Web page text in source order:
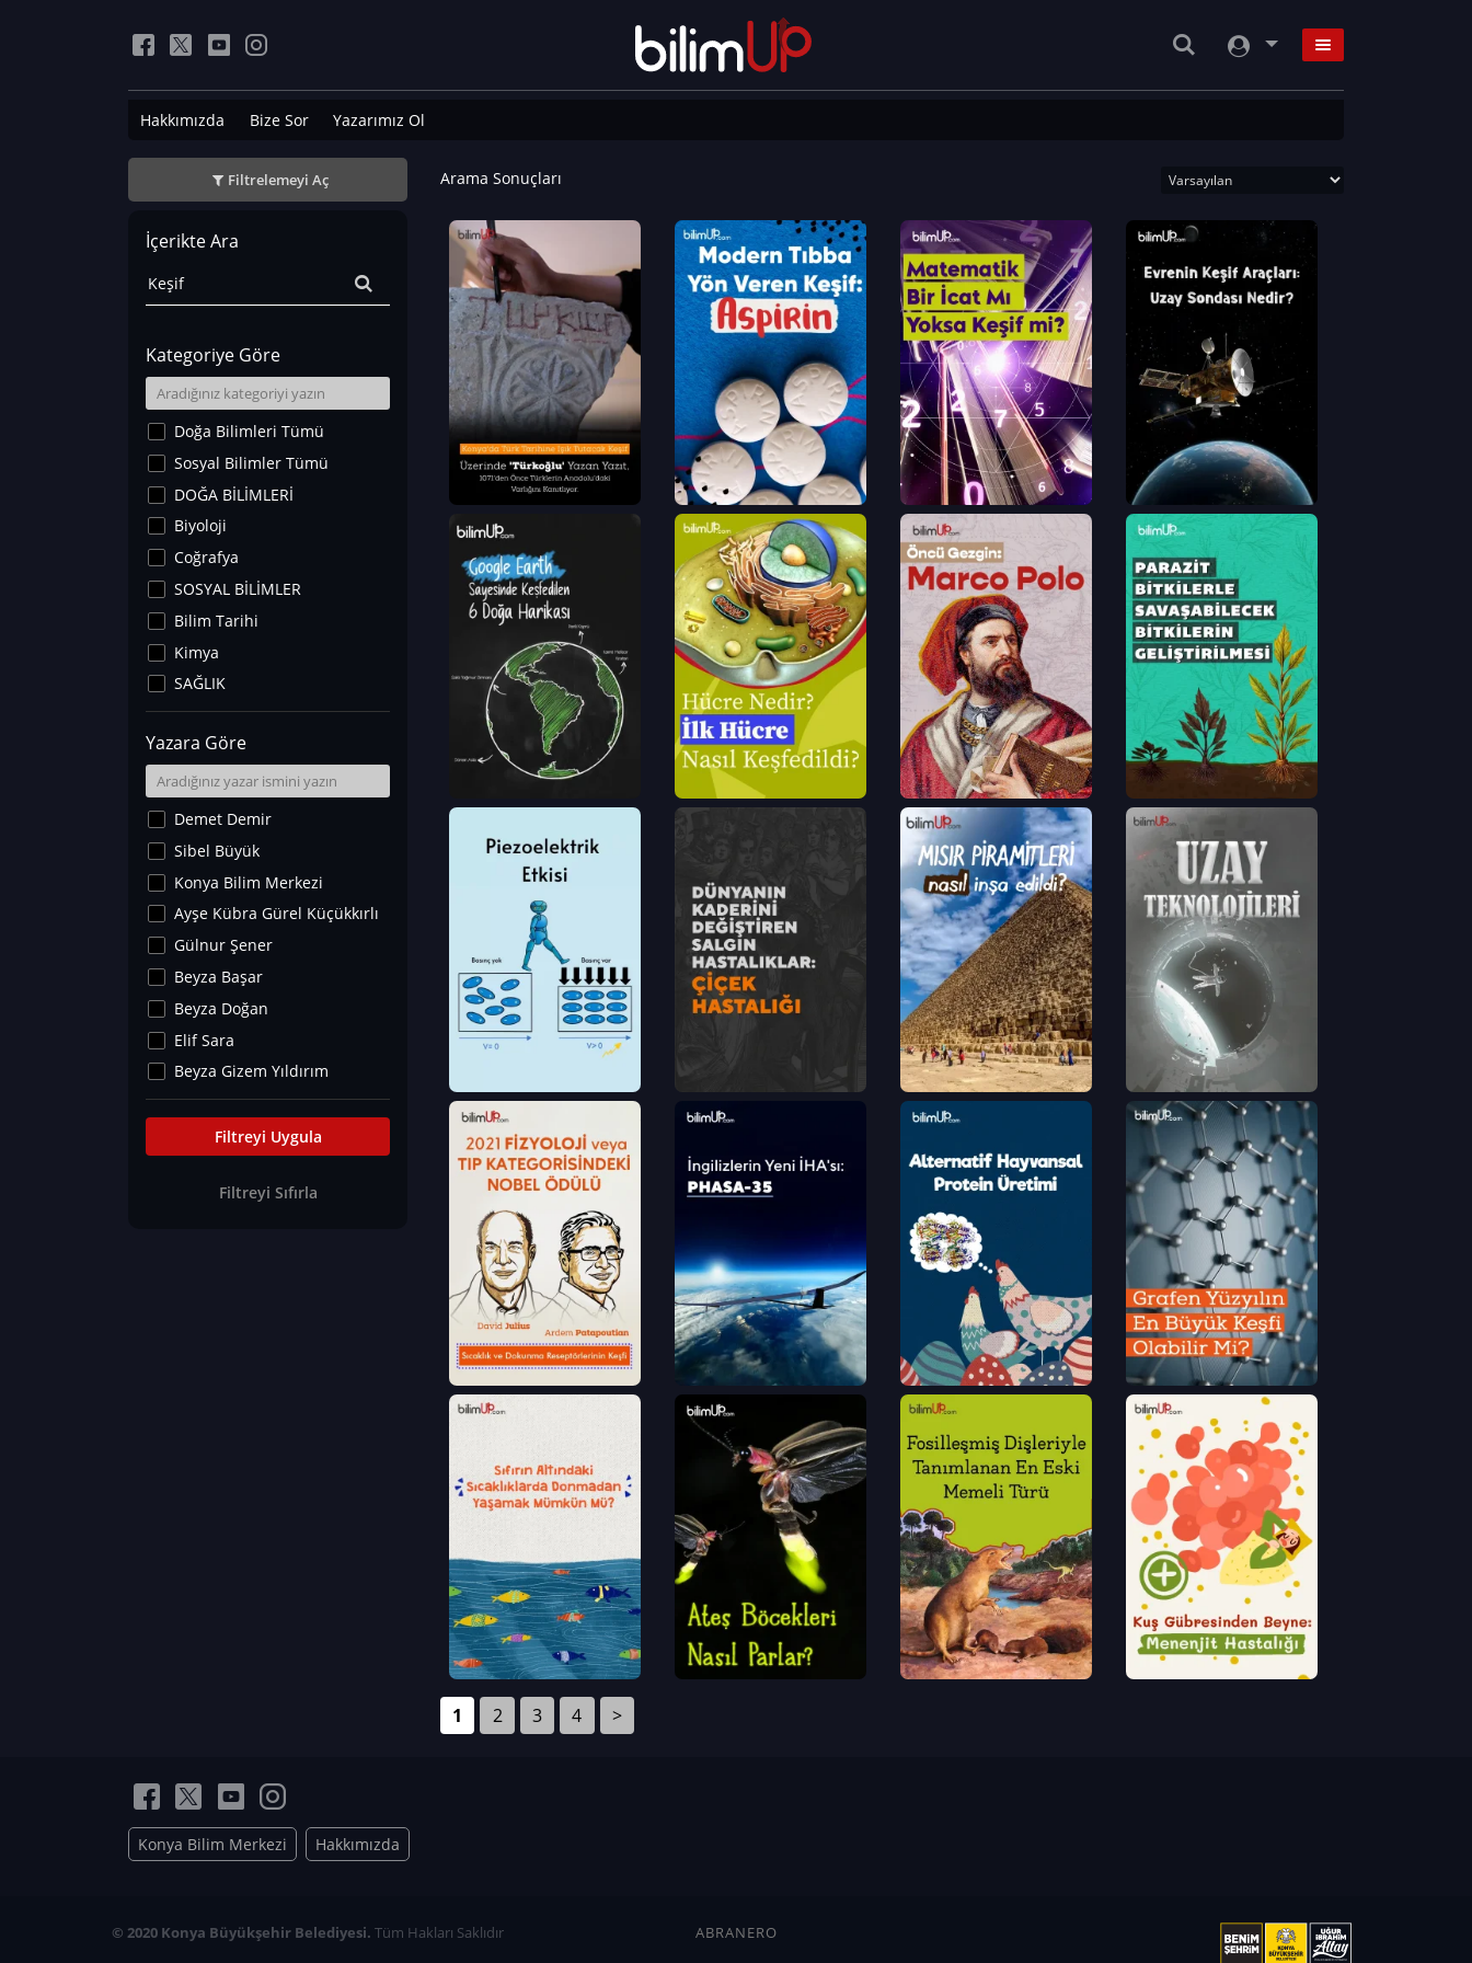
Hakkımızda Bize Sor Yazarımız Ol
Filtrelemeyi Aç
İçerikte Ara
Kategoriye Göre
Doğa Bilimleri Tümü
Sosyal Bilimler Tümü
DOĞA BİLİMLERİ
Biyoloji
Coğrafya
SOSYAL BİLİMLER
Bilim Tarihi
Kimya
SAĞLIK
Sanat Tarihi
Fizik
Yer Bilimleri
Astronomi ve Uzay
Noroloji
Matematik
Teknoloji
İklim Değişikliği
Arkeoloji
Kültür&Sanat
Yaşam Tavsiyeleri
Merakoloji
Eğitim Bilimleri
Yazara Göre
Demet Demir
Sibel Büyük
Konya Bilim Merkezi
Ayşe Kübra Gürel Küçükkırlı
Gülnur Şener
Beyza Başar
Beyza Doğan
Elif Sara
Beyza Gizem Yıldırım
İlknur İyigökler
Büşra Elif Kıvrak
Can TORUN
Filtreyi Uygula
Filtreyi Sıfırla
Arama Sonuçları
1 2 3 4 >
Konya Bilim Merkezi Hakkımızda
© 2020 Konya Büyükşehir Belediyesi. Tüm Hakları Saklıdır ABRANERO